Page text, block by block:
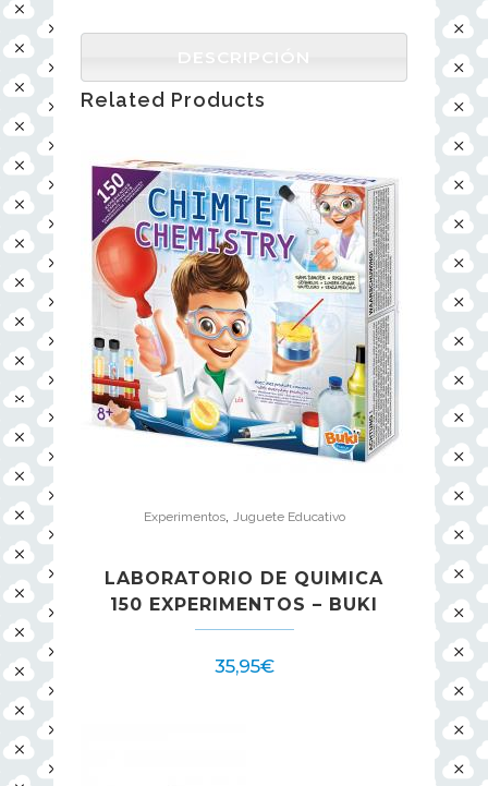
DESCRIPCIÓN
Related Products
Experimentos, Juguete Educativo
LABORATORIO DE QUIMICA
150 EXPERIMENTOS – BUKI
35,95€